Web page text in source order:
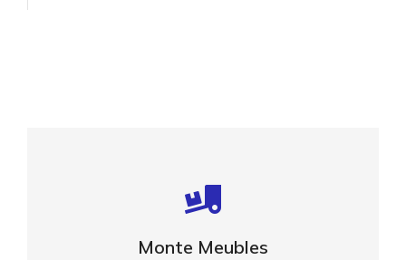
Monte Meubles
Aide au déménagement
Biens imposants